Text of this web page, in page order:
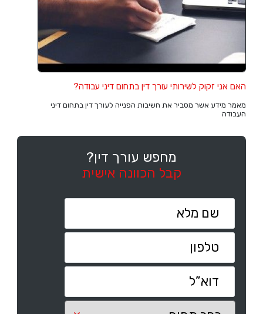
האם אני זקוק לשירותי עורך דין בתחום דיני עבודה?
מאמר מידע אשר מסביר את חשיבות הפנייה לעורך דין בתחום דיני
העבודה
מחפש עורך דין?
קבל הכוונה אישית